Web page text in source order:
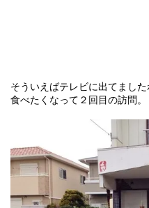
そういえばテレビに出てました
食べたくなって２回目の訪問。